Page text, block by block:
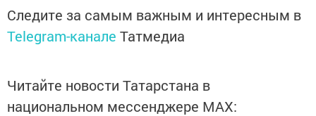
Следите за самым важным и интересным в
Telegram-канале Татмедиа
Читайте новости Татарстана в
национальном мессенджере MАХ: